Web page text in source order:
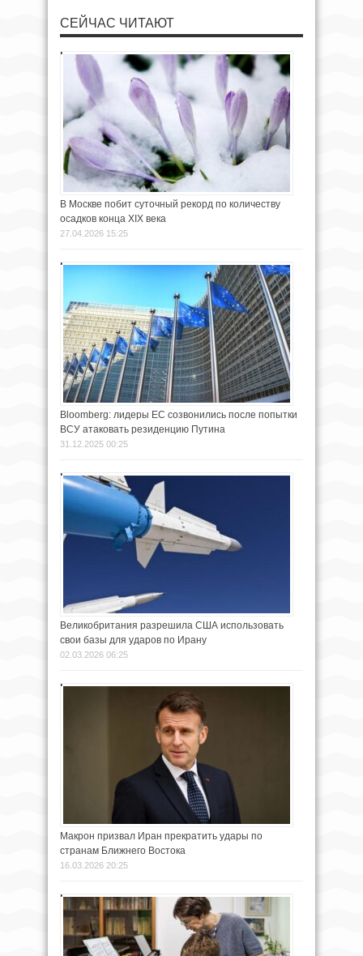
СЕЙЧАС ЧИТАЮТ
В Москве побит суточный рекорд по количеству
осадков конца XIX века
27.04.2026 15:25
Bloomberg: лидеры ЕС созвонились после попытки
ВСУ атаковать резиденцию Путина
31.12.2025 00:25
Великобритания разрешила США использовать
свои базы для ударов по Ирану
02.03.2026 06:25
Макрон призвал Иран прекратить удары по
странам Ближнего Востока
16.03.2026 20:25